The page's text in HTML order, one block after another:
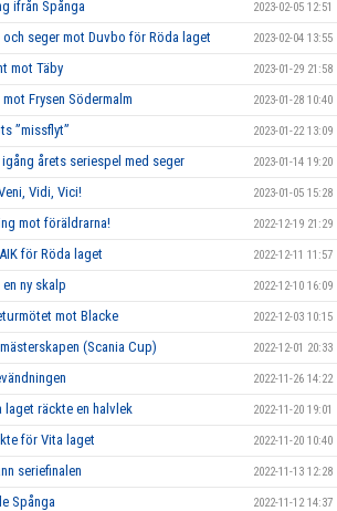
ifrån Spånga 2023-02-05 12:51
och seger mot Duvbo för Röda laget 2023-02-04 13:55
mot Täby 2023-01-29 21:58
Frysen Södermalm 2023-01-28 10:40
”missflyt” 2023-01-22 13:09
årets seriespel med seger 2023-01-14 19:20
Vidi, Vici! 2023-01-05 15:28
mot föräldrarna! 2022-12-19 21:29
för Röda laget 2022-12-11 11:57
ny skalp 2022-12-10 16:09
mot Blacke 2022-12-03 10:15
(Scania Cup) 2022-12-01 20:33
2022-11-26 14:22
laget räckte en halvlek 2022-11-20 19:01
för Vita laget 2022-11-20 10:40
seriefinalen 2022-11-13 12:28
Spånga 2022-11-12 14:37